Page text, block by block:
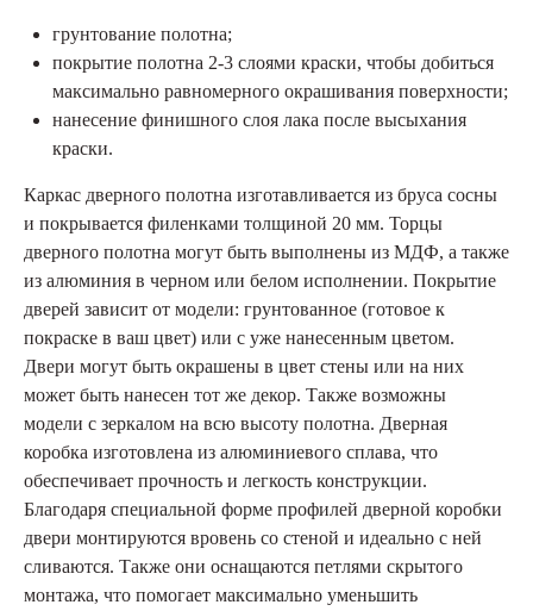
грунтование полотна;
покрытие полотна 2-3 слоями краски, чтобы добиться
максимально равномерного окрашивания поверхности;
нанесение финишного слоя лака после высыхания
краски.
Каркас дверного полотна изготавливается из бруса сосны
и покрывается филенками толщиной 20 мм. Торцы
дверного полотна могут быть выполнены из МДФ, а также
из алюминия в черном или белом исполнении. Покрытие
дверей зависит от модели: грунтованное (готовое к
покраске в ваш цвет) или с уже нанесенным цветом.
Двери могут быть окрашены в цвет стены или на них
может быть нанесен тот же декор. Также возможны
модели с зеркалом на всю высоту полотна. Дверная
коробка изготовлена из алюминиевого сплава, что
обеспечивает прочность и легкость конструкции.
Благодаря специальной форме профилей дверной коробки
двери монтируются вровень со стеной и идеально с ней
сливаются. Также они оснащаются петлями скрытого
монтажа, что помогает максимально уменьшить